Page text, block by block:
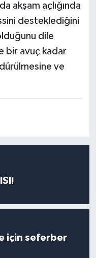
akşam açlığında
desteklediğini
dile
bir avuç kadar
ve
için seferber